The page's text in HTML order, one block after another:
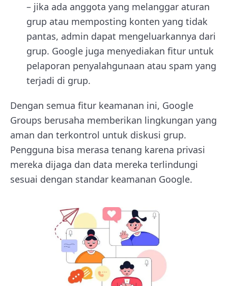
– jika ada anggota yang melanggar aturan
grup atau memposting konten yang tidak
pantas, admin dapat mengeluarkannya dari
grup. Google juga menyediakan fitur untuk
pelaporan penyalahgunaan atau spam yang
terjadi di grup.
Dengan semua fitur keamanan ini, Google
Groups berusaha memberikan lingkungan yang
aman dan terkontrol untuk diskusi grup.
Pengguna bisa merasa tenang karena privasi
mereka dijaga dan data mereka terlindungi
sesuai dengan standar keamanan Google.